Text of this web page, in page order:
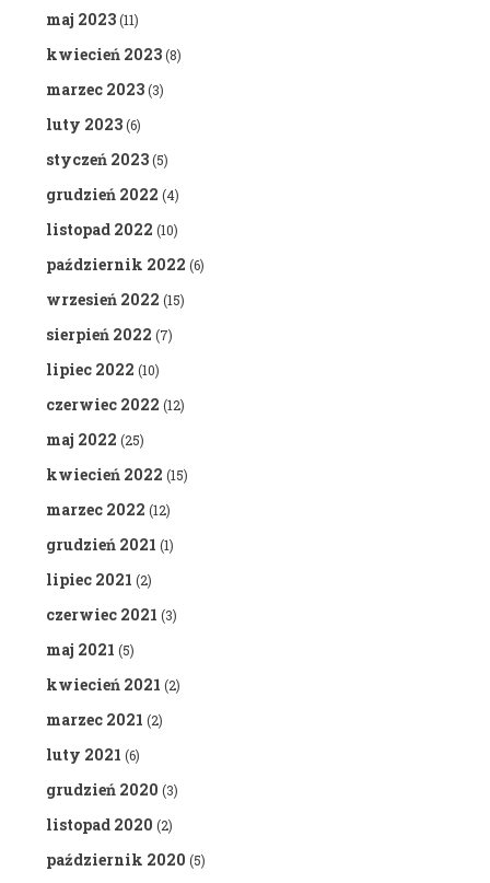
maj 2023(11)
kwiecień 2023(8)
marzec 2023(3)
luty 2023(6)
styczeń 2023(5)
grudzień 2022 (4)
listopad 2022 (10)
październik 2022 (6)
wrzesień 2022 (15)
sierpień 2022 (7)
lipiec 2022 (10)
czerwiec 2022 (12)
maj 2022 (25)
kwiecień 2022 (15)
marzec 2022 (12)
grudzień 2021 (1)
lipiec 2021 (2)
czerwiec 2021 (3)
maj 2021 (5)
kwiecień 2021 (2)
marzec 2021 (2)
luty 2021 (6)
grudzień 2020 (3)
listopad 2020 (2)
październik 2020 (5)